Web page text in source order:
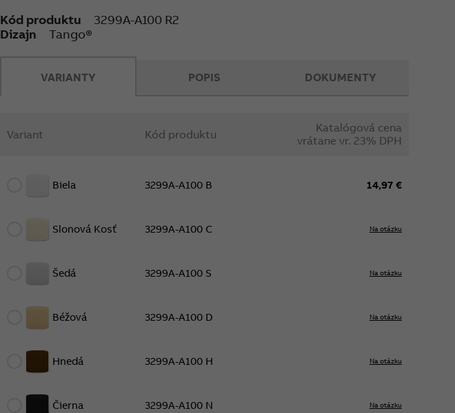
Kód produktu
3299A-A100 R2
Dizajn
Tango®
VARIANTY
Variant Kód produktu
Katalógová cena
vrátane vr. 23% DPH
Biela 3299A-A100 B 14,97 €
Slonová Kosť 3299A-A100 C Na otázku
Šedá 3299A-A100 S Na otázku
Béžová 3299A-A100 D Na otázku
Hnedá 3299A-A100 H Na otázku
Čierna 3299A-A100 N Na otázku
POPIS DOKUMENTY